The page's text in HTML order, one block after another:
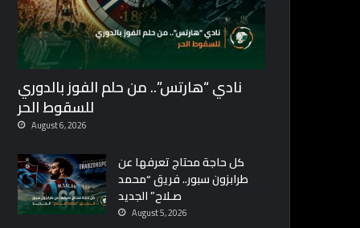
نادي “هارتس”.. من حلم الفوز بالدوري
للسقوط الحر
August 6, 2026
كل حاجة محتاج تعرفها عن
طرابزون سبور.. فريق “محمد
صـلاح” الجديد
August 5, 2026